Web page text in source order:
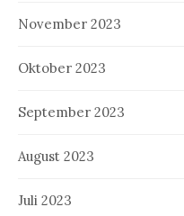
November 2023
Oktober 2023
September 2023
August 2023
Juli 2023